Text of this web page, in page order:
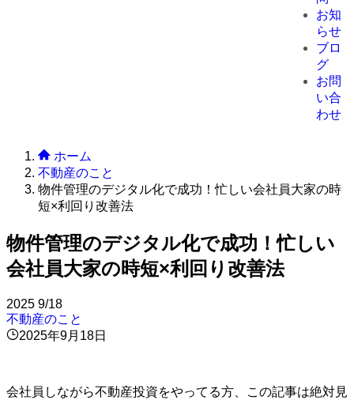
お知
らせ
ブロ
グ
お問
い合
わせ
ホーム
不動産のこと
物件管理のデジタル化で成功！忙しい会社員大家の時
短×利回り改善法
物件管理のデジタル化で成功！忙しい
会社員大家の時短×利回り改善法
2025 9/18
不動産のこと
2025年9月18日
会社員しながら不動産投資をやってる方、この記事は絶対見